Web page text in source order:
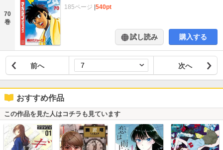
70
巻
185ページ |540pt
試し読み 購入する
前へ 次へ
おすすめ作品
この作品を見た人はコチラも見ています